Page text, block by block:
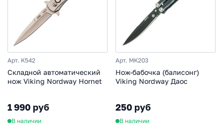
Арт. K542
Складной автоматический
нож Viking Nordway Hornet
1 990 руб
В наличии
Арт. MK203
Нож-бабочка (балисонг)
Viking Nordway Даос
250 руб
В наличии